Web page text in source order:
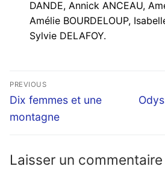
DANDE, Annick ANCEAU,
Amélie BOURDELOUP,
Sylvie DELAFOY.
Navigation
de
l’article
PREVIOUS
Previous
post:
Dix femmes et une
montagne
Next
Laisser un commentaire